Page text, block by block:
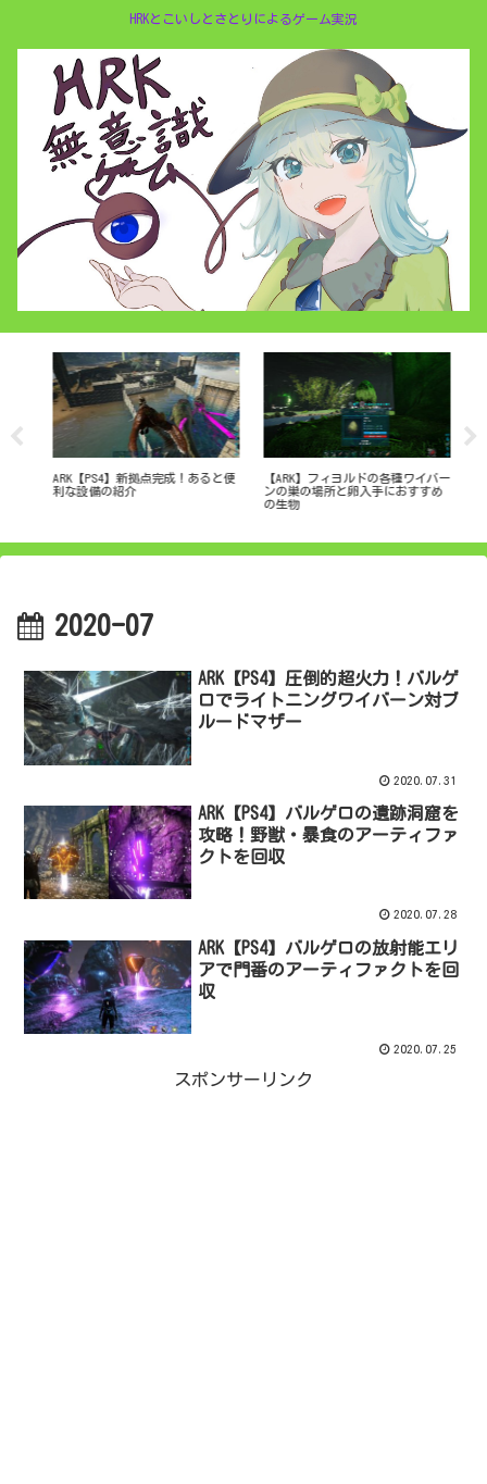
HRKとこいしとさとりによるゲーム実況
ARK【PS4】新拠点完成！あると便
利な設備の紹介
【ARK】フィヨルドの各種ワイバー
ンの巣の場所と卵入手におすすめ
の生物
2020-07
ARK【PS4】圧倒的超火力！バルゲ
ロでライトニングワイバーン対ブ
ルードマザー
2020.07.31
ARK【PS4】バルゲロの遺跡洞窟を
攻略！野獣・暴食のアーティファ
クトを回収
2020.07.28
ARK【PS4】バルゲロの放射能エリ
アで門番のアーティファクトを回
収
2020.07.25
スポンサーリンク